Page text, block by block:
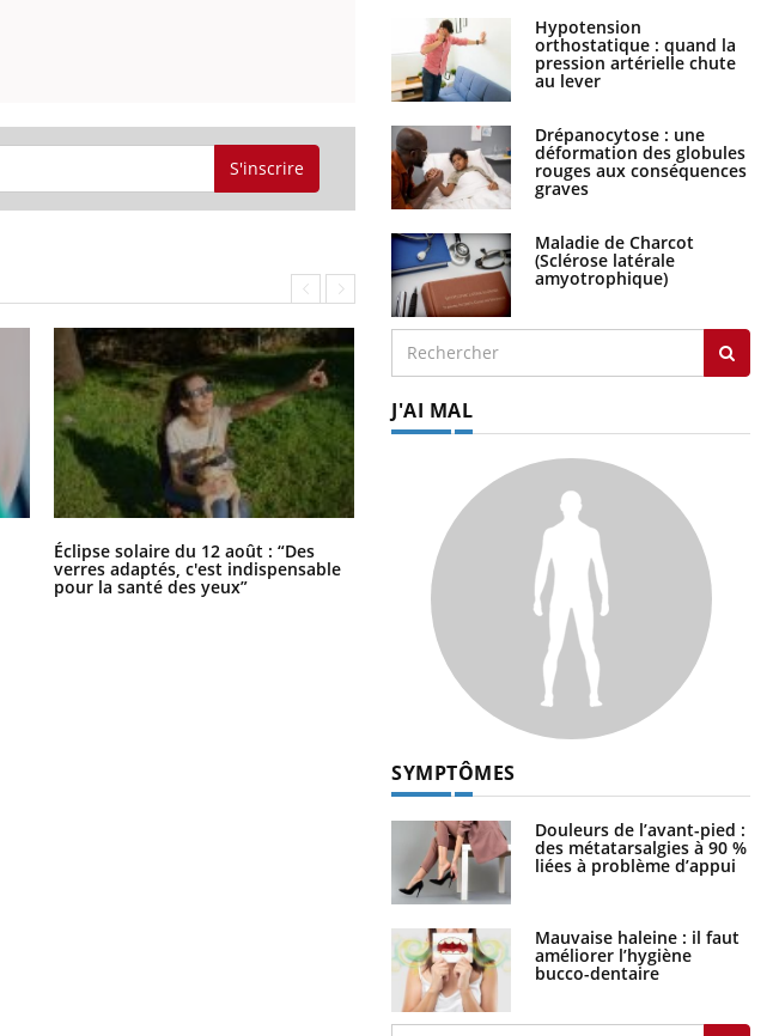
S'inscrire
Éclipse solaire du 12 août : “Des
verres adaptés, c'est indispensable
pour la santé des yeux”
Les troubles du sommeil modifient
votre cerveau !
Hypotension
orthostatique : quand la
pression artérielle chute
au lever
Drépanocytose : une
déformation des globules
rouges aux conséquences
graves
Maladie de Charcot
(Sclérose latérale
amyotrophique)
J'AI MAL
SYMPTÔMES
Douleurs de l’avant-pied :
des métatarsalgies à 90 %
liées à problème d’appui
Mauvaise haleine : il faut
améliorer l’hygiène
bucco-dentaire